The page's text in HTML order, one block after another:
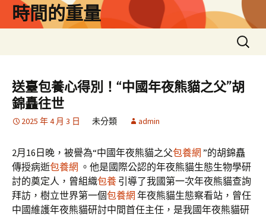
時間的重量
搜
尋
鍵
字:
送臺包養心得別！“中國年夜熊貓之父”胡
錦矗往世
2025 年 4 月 3 日 未分類 admin
2月16日晚，被譽為“中國年夜熊貓之父包養網 ”的胡錦矗
傳授病逝包養網 。他是國際公認的年夜熊貓生態生物學研
討的奠定人，曾組織包養 引導了我國第一次年夜熊貓查詢
拜訪，樹立世界第一個包養網 年夜熊貓生態察看站，曾任
中國維護年夜熊貓研討中間首任主任，是我國年夜熊貓研